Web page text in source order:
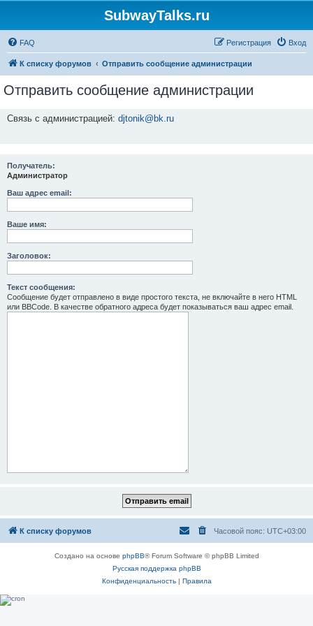
SubwayTalks.ru
FAQ Вход
Регистрация
К списку форумов Отправить сообщение администрации
Отправить сообщение администрации
Связь с администрацией: djtonik@bk.ru
Получатель:
Администратор
Ваш адрес email:
Ваше имя:
Заголовок:
Текст сообщения:
Сообщение будет отправлено в виде простого текста, не включайте в него HTML
или BBCode. В качестве обратного адреса будет показываться ваш адрес email.
К списку форумов Часовой пояс: UTC+03:00
Создано на основе phpBB® Forum Software © phpBB Limited
Русская поддержка phpBB
Конфиденциальность| Правила